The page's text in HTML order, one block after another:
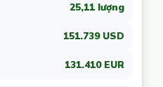
25,11 lượng
151.739 USD
131.410 EUR